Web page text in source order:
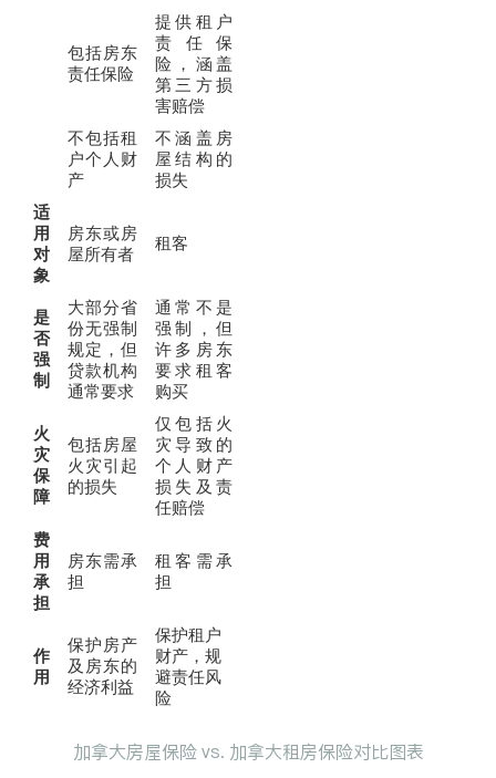
包括房东
责任保险
提供租户
责任保
险，涵盖
第三方损
害赔偿
不包括租
户个人财
产
不涵盖房
屋结构的
损失
适
用
对
象
房东或房
屋所有者
租客
是
否
强
制
大部分省
份无强制
规定，但
贷款机构
通常要求
通常不是
强制，但
许多房东
要求租客
购买
火
灾
保
障
包括房屋
火灾引起
的损失
仅包括火
灾导致的
个人财产
损失及责
任赔偿
费
用
承
担
房东需承
担
租客需承
担
作
用
保护房产
及房东的
经济利益
保护租户
财产，规
避责任风
险
加拿大房屋保险 vs. 加拿大租房保险对比图表